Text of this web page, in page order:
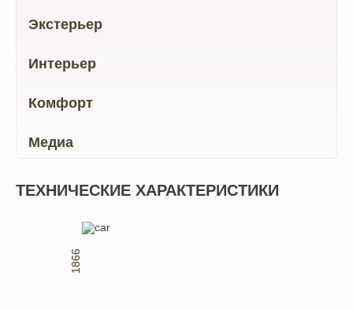
Экстерьер
Интерьер
Комфорт
Медиа
ТЕХНИЧЕСКИЕ ХАРАКТЕРИСТИКИ
1866